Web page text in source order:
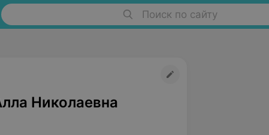
Поиск по сайту
Николаевна